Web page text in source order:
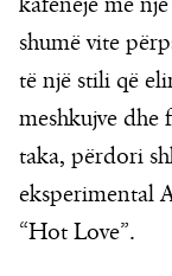
shumë vite
të një stili që
meshkujve dhe
taka, përdori
eksperimental
“Hot Love”.